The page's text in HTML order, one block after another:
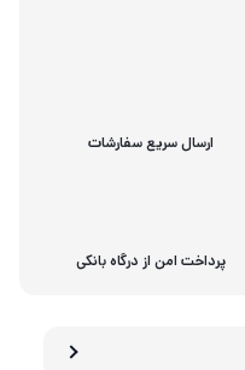
ارسال سریع سفارشات
پرداخت امن از درگاه بانکی